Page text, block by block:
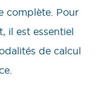
complète. Pour
il est essentiel
de calcul